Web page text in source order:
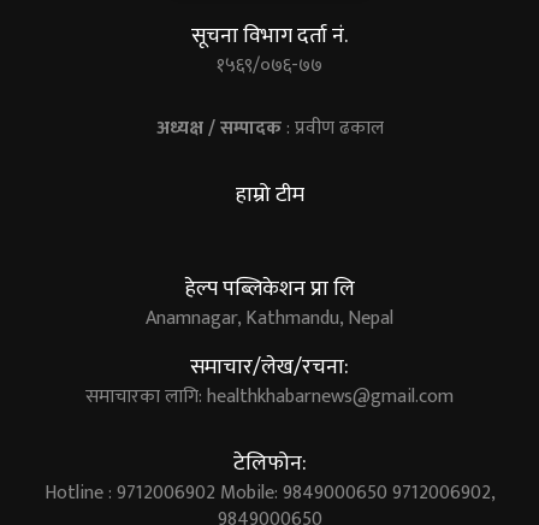
सूचना विभाग दर्ता नं.
१५६९/०७६-७७
अध्यक्ष / सम्पादक: प्रवीण ढकाल
हाम्रो टीम
हेल्प पब्लिकेशन प्रा लि
Anamnagar, Kathmandu, Nepal
समाचार/लेख/रचना:
समाचारका लागि:healthkhabarnews@gmail.com
टेलिफोन:
Hotline : 9712006902 Mobile: 9849000650 9712006902,